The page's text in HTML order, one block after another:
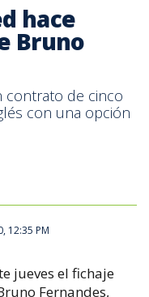
hace
Bruno
contrato de cinco
con una opción
12:35 PM
jueves el fichaje
Fernandes,